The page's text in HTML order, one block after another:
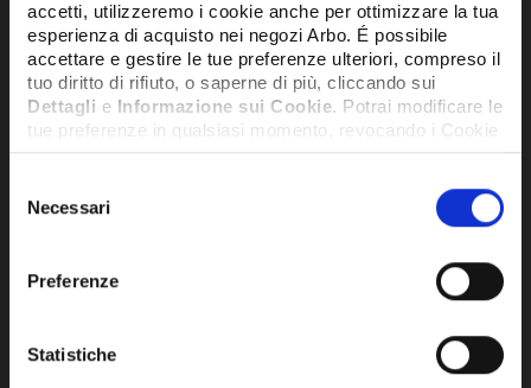
accetti, utilizzeremo i cookie anche per ottimizzare la tua
esperienza di acquisto nei negozi Arbo. É possibile
accettare e gestire le tue preferenze ulteriori, compreso il
tuo diritto di rifiuto, o saperne di più, cliccando sui
Dettagli e Informazione sui Cookie. Potrai modificare le
tue preferenze in qualsiasi momento, revocando i Cookie
precedentemente autorizzati, direttamente dalle
delNecessari
Preferenze
StatisticheTUBO IN POLIETILENE PE-RT 17x2 (1